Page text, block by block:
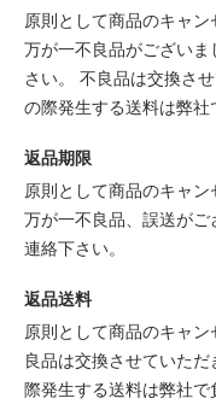
原則として商品のキャン
万が一不良品がござい
さい。 不良品は交換さ
の際発生する送料は弊社
返品期限
原則として商品のキャン
万が一不良品、誤送が
連絡下さい。
返品送料
原則として商品のキャ
良品は交換させていた
際発生する送料は弊社で